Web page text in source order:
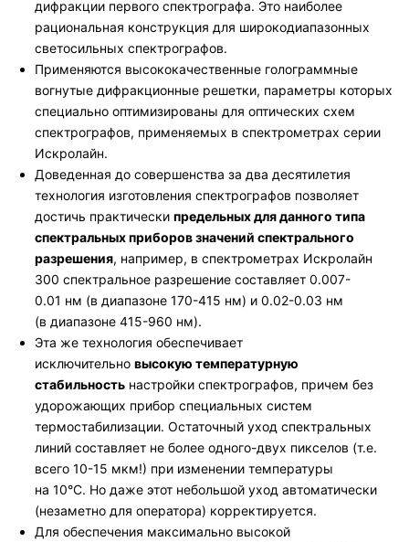
дифракции первого спектрографа. Это наиболее
рациональная конструкция для широкодиапазонных
светосильных спектрографов.
Применяются высококачественные голограммные
вогнутые дифракционные решетки, параметры которых
специально оптимизированы для оптических схем
спектрографов, применяемых в спектрометрах серии
Искролайн.
Доведенная до совершенства за два десятилетия
технология изготовления спектрографов позволяет
достичь практически предельных для данного типа
спектральных приборов значений спектрального
разрешения, например, в спектрометрах Искролайн
300 спектральное разрешение составляет 0.007-
0.01 нм (в диапазоне 170-415 нм) и 0.02-0.03 нм
(в диапазоне 415-960 нм).
Эта же технология обеспечивает
исключительно высокую температурную
стабильность настройки спектрографов, причем без
удорожающих прибор специальных систем
термостабилизации. Остаточный уход спектральных
линий составляет не более одного-двух пикселов (т.е.
всего 10-15 мкм!) при изменении температуры
на 10°С. Но даже этот небольшой уход автоматически
(незаметно для оператора) корректируется.
Для обеспечения максимально высокой